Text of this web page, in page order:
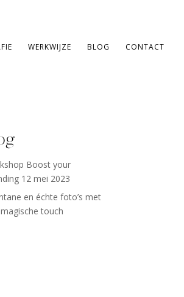
WERKWIJZE BLOG CONTACT
Boost your
12 mei 2023
en échte foto’s met
touch